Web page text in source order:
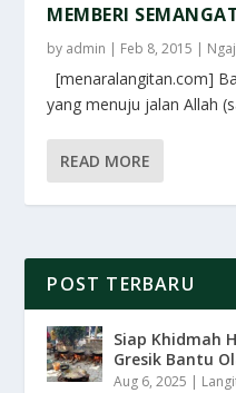
MEMBERI
by admin | Feb 8, 2015 |
[menaralangitan.com]
yang menuju jalan Allah
READ MORE
POST TERBARU
Siap Khidmah
Gresik Bantu
Aug 6, 2025 |